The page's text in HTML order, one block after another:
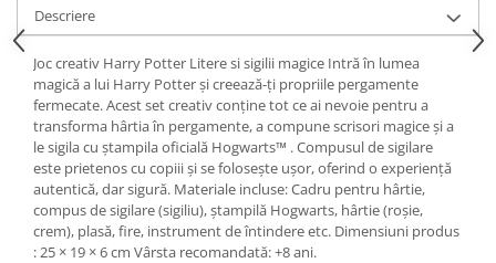
Descriere
Joc creativ Harry Potter Litere si sigilii magice Intră în lumea
magică a lui Harry Potter și creează-ți propriile pergamente
fermecate. Acest set creativ conține tot ce ai nevoie pentru a
transforma hârtia în pergamente, a compune scrisori magice și a
le sigila cu ștampila oficială Hogwarts™ . Compusul de sigilare
este prietenos cu copiii și se folosește ușor, oferind o experiență
autentică, dar sigură. Materiale incluse: Cadru pentru hârtie,
compus de sigilare (sigiliu), ștampilă Hogwarts, hârtie (roșie,
crem), plasă, fire, instrument de întindere etc. Dimensiuni produs
: 25 × 19 × 6 cm Vârsta recomandată: +8 ani.